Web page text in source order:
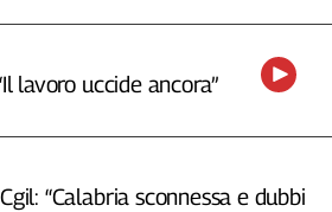
lavoro uccide ancora”
“Calabria sconnessa e dubbi